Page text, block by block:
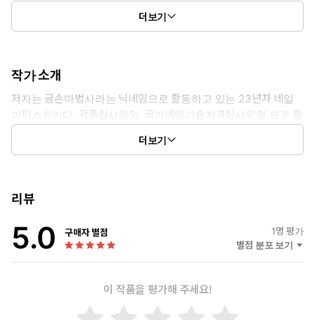
네일아트를 배우고 싶어하고 창업을 하고 싶어하는 분들에게 도
더보기
작가 소개
저자는 금손마법사라는 닉네임으로 활동하고 있는 23년차 네일
아티스트이다. 각종심사위원, 국가네일기술자격심사위원 으로 활
동하였으며 멘토링 교육, 현제 월천이상의 수익을 내는 프랜차이
즈 매장을 운영하는 대표이다.
더보기
리뷰
5.0 구매자 별점 1명 평가
별점 분포 보기
이 작품을 평가해 주세요!